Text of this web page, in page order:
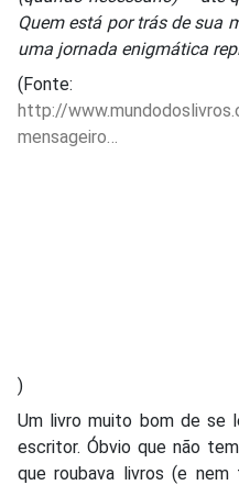
Quem está por trás de sua
uma jornada enigmática
(Fonte:
http://
mensageiro…
)
Um livro muito bom de se
escritor. Óbvio que não
que roubava livros (e